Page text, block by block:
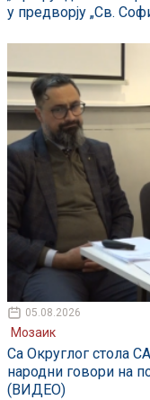
у предворју „Св.
05.08.2026
Мозаик
Са Округлог стола
народни говори на
(ВИДЕО)